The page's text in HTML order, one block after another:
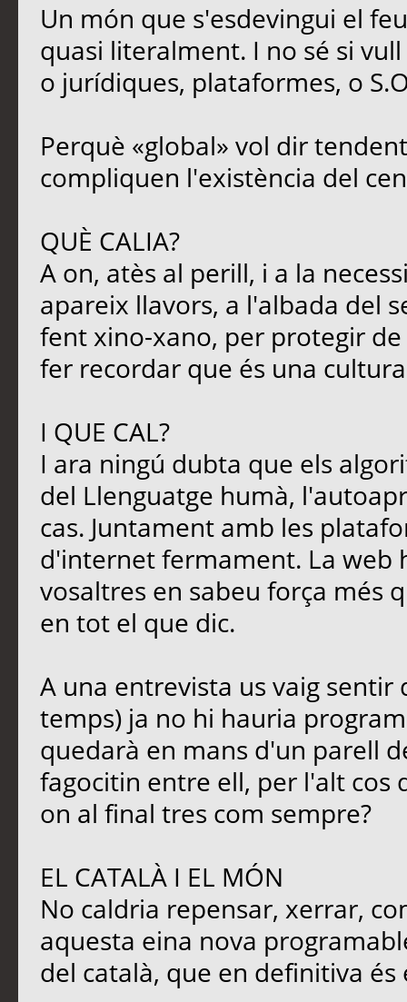
Un món que s'esdevingui el
quasi literalment. I no sé si
o jurídiques, plataformes, o
Perquè «global» vol dir
compliquen l'existència del
QUÈ CALIA?
A on, atès al perill, i a la
apareix llavors, a l'albada del
fent xino-xano, per protegir
fer recordar que és una
I QUE CAL?
I ara ningú dubta que els
del Llenguatge humà,
cas. Juntament amb les
d'internet fermament. La web
vosaltres en sabeu força més
en tot el que dic.
A una entrevista us vaig
temps) ja no hi hauria
quedarà en mans d'un parell
fagocitin entre ell, per l'alt cos
on al final tres com sempre?
EL CATALÀ I EL MÓN
No caldria repensar, xerrar,
aquesta eina nova
del català, que en definitiva